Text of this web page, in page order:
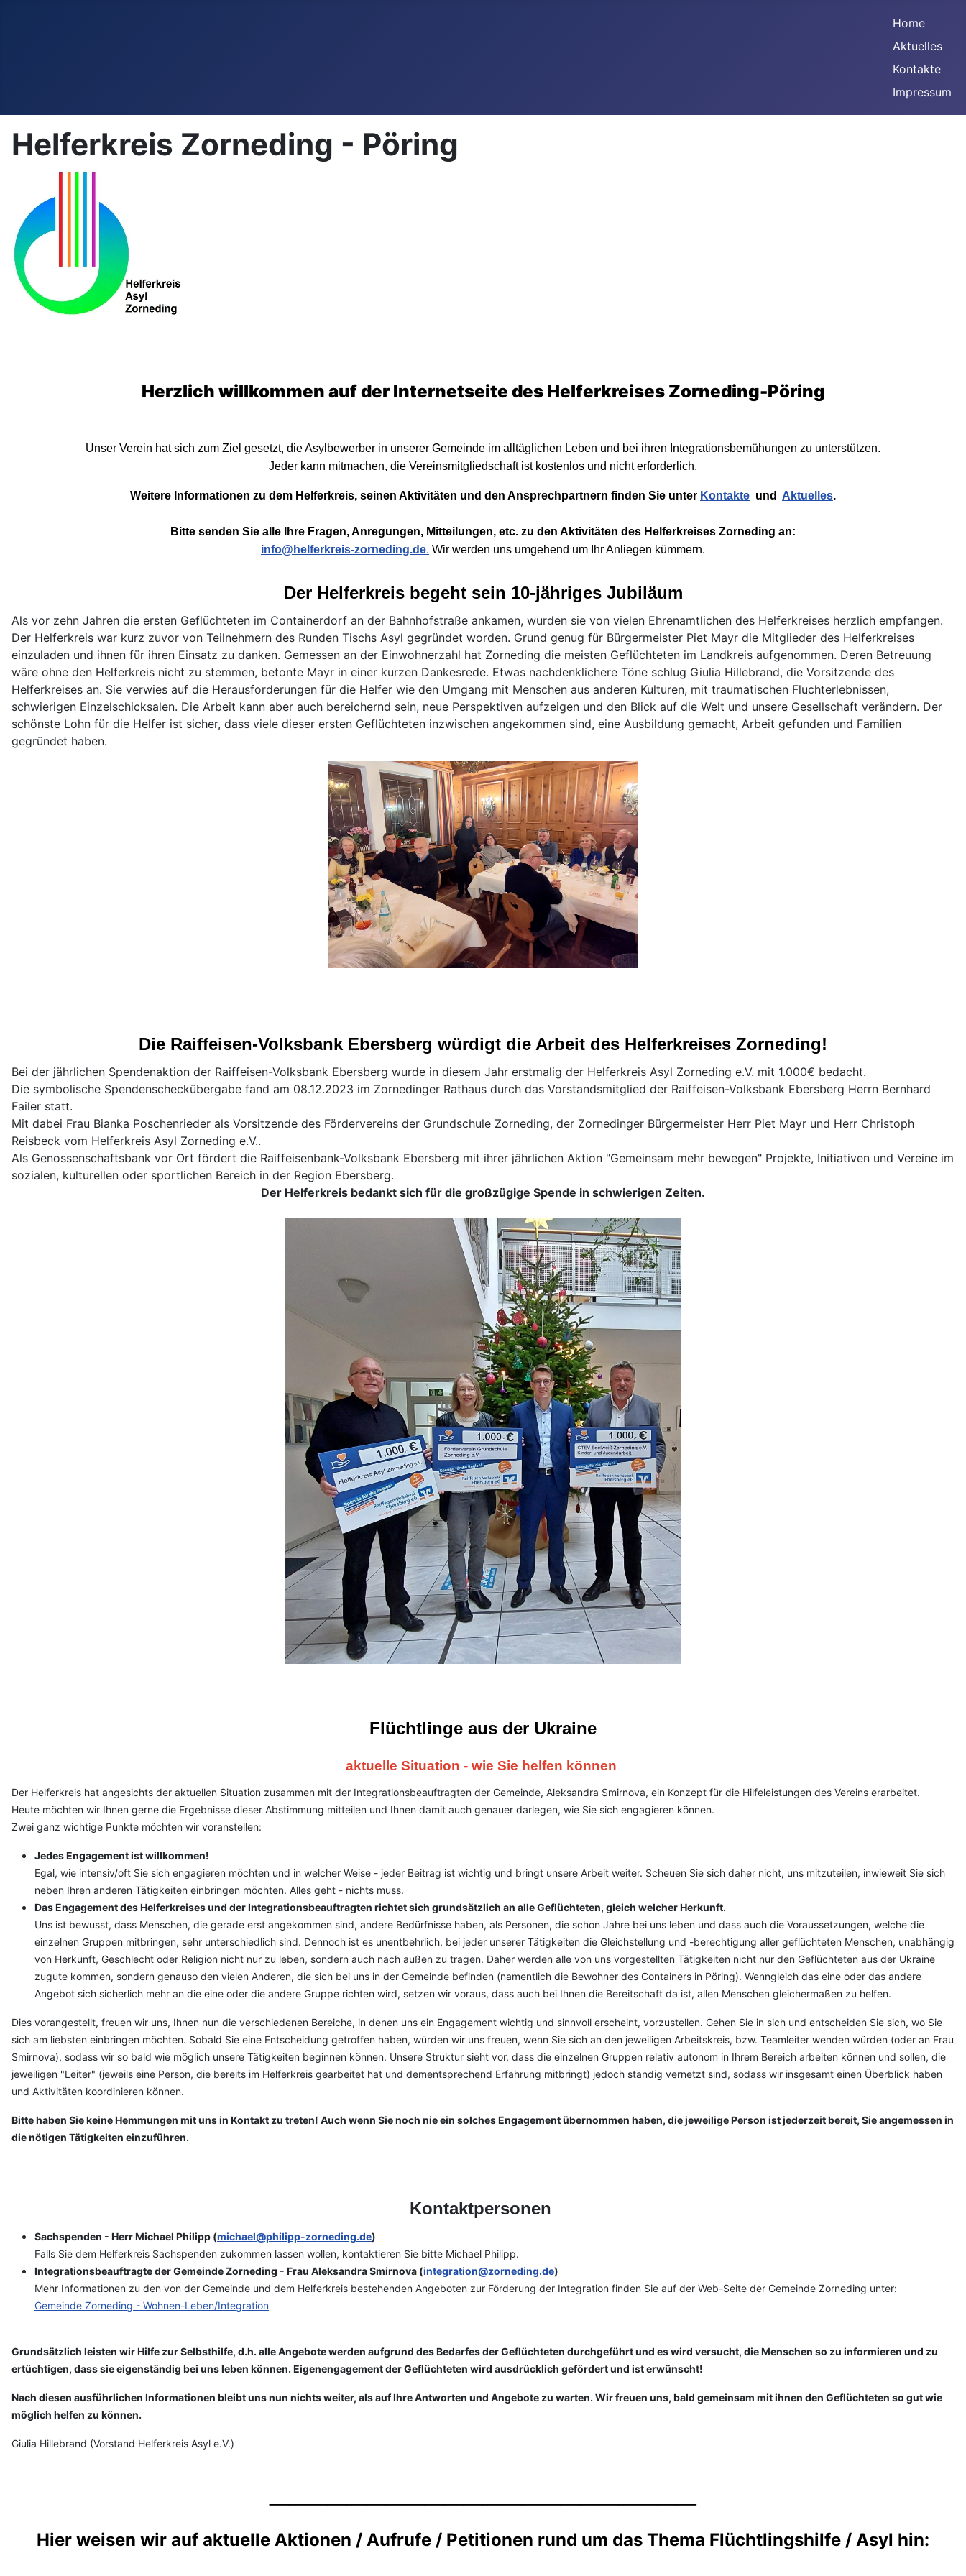
Home
Aktuelles
Kontakte
Impressum
Helferkreis Zorneding - Pöring
Herzlich willkommen auf der Internetseite des Helferkreises Zorneding-Pöring
Unser Verein hat sich zum Ziel gesetzt, die Asylbewerber in unserer Gemeinde im alltäglichen Leben und bei ihren Integrationsbemühungen zu unterstützen.
Jeder kann mitmachen, die Vereinsmitgliedschaft ist kostenlos und nicht erforderlich.
Weitere Informationen zu dem Helferkreis, seinen Aktivitäten und den Ansprechpartnern finden Sie unter Kontakte und Aktuelles.
Bitte senden Sie alle Ihre Fragen, Anregungen, Mitteilungen, etc. zu den Aktivitäten des Helferkreises Zorneding an:
info@helferkreis-zorneding.de. Wir werden uns umgehend um Ihr Anliegen kümmern.
Der Helferkreis begeht sein 10-jähriges Jubiläum
Als vor zehn Jahren die ersten Geflüchteten im Containerdorf an der Bahnhofstraße ankamen, wurden sie von vielen Ehrenamtlichen des Helferkreises herzlich empfangen.
Der Helferkreis war kurz zuvor von Teilnehmern des Runden Tischs Asyl gegründet worden. Grund genug für Bürgermeister Piet Mayr die Mitglieder des Helferkreises
einzuladen und ihnen für ihren Einsatz zu danken. Gemessen an der Einwohnerzahl hat Zorneding die meisten Geflüchteten im Landkreis aufgenommen. Deren Betreuung
wäre ohne den Helferkreis nicht zu stemmen, betonte Mayr in einer kurzen Dankesrede. Etwas nachdenklichere Töne schlug Giulia Hillebrand, die Vorsitzende des
Helferkreises an. Sie verwies auf die Herausforderungen für die Helfer wie den Umgang mit Menschen aus anderen Kulturen, mit traumatischen Fluchterlebnissen,
schwierigen Einzelschicksalen. Die Arbeit kann aber auch bereichernd sein, neue Perspektiven aufzeigen und den Blick auf die Welt und unsere Gesellschaft verändern. Der
schönste Lohn für die Helfer ist sicher, dass viele dieser ersten Geflüchteten inzwischen angekommen sind, eine Ausbildung gemacht, Arbeit gefunden und Familien
gegründet haben.
Die Raiffeisen-Volksbank Ebersberg würdigt die Arbeit des Helferkreises Zorneding!
Bei der jährlichen Spendenaktion der Raiffeisen-Volksbank Ebersberg wurde in diesem Jahr erstmalig der Helferkreis Asyl Zorneding e.V. mit 1.000€ bedacht.
Die symbolische Spendenscheckübergabe fand am 08.12.2023 im Zornedinger Rathaus durch das Vorstandsmitglied der Raiffeisen-Volksbank Ebersberg Herrn Bernhard
Failer statt.
Mit dabei Frau Bianka Poschenrieder als Vorsitzende des Fördervereins der Grundschule Zorneding, der Zornedinger Bürgermeister Herr Piet Mayr und Herr Christoph
Reisbeck vom Helferkreis Asyl Zorneding e.V..
Als Genossenschaftsbank vor Ort fördert die Raiffeisenbank-Volksbank Ebersberg mit ihrer jährlichen Aktion "Gemeinsam mehr bewegen" Projekte, Initiativen und Vereine im
sozialen, kulturellen oder sportlichen Bereich in der Region Ebersberg.
Der Helferkreis bedankt sich für die großzügige Spende in schwierigen Zeiten.
Flüchtlinge aus der Ukraine
aktuelle Situation - wie Sie helfen können
Der Helferkreis hat angesichts der aktuellen Situation zusammen mit der Integrationsbeauftragten der Gemeinde, Aleksandra Smirnova, ein Konzept für die Hilfeleistungen des Vereins erarbeitet.
Heute möchten wir Ihnen gerne die Ergebnisse dieser Abstimmung mitteilen und Ihnen damit auch genauer darlegen, wie Sie sich engagieren können.
Zwei ganz wichtige Punkte möchten wir voranstellen:
Jedes Engagement ist willkommen!
Egal, wie intensiv/oft Sie sich engagieren möchten und in welcher Weise - jeder Beitrag ist wichtig und bringt unsere Arbeit weiter. Scheuen Sie sich daher nicht, uns mitzuteilen, inwieweit Sie sich
neben Ihren anderen Tätigkeiten einbringen möchten. Alles geht - nichts muss.
Das Engagement des Helferkreises und der Integrationsbeauftragten richtet sich grundsätzlich an alle Geflüchteten, gleich welcher Herkunft.
Uns ist bewusst, dass Menschen, die gerade erst angekommen sind, andere Bedürfnisse haben, als Personen, die schon Jahre bei uns leben und dass auch die Voraussetzungen, welche die
einzelnen Gruppen mitbringen, sehr unterschiedlich sind. Dennoch ist es unentbehrlich, bei jeder unserer Tätigkeiten die Gleichstellung und -berechtigung aller geflüchteten Menschen, unabhängig
von Herkunft, Geschlecht oder Religion nicht nur zu leben, sondern auch nach außen zu tragen. Daher werden alle von uns vorgestellten Tätigkeiten nicht nur den Geflüchteten aus der Ukraine
zugute kommen, sondern genauso den vielen Anderen, die sich bei uns in der Gemeinde befinden (namentlich die Bewohner des Containers in Pöring). Wenngleich das eine oder das andere
Angebot sich sicherlich mehr an die eine oder die andere Gruppe richten wird, setzen wir voraus, dass auch bei Ihnen die Bereitschaft da ist, allen Menschen gleichermaßen zu helfen.
Dies vorangestellt, freuen wir uns, Ihnen nun die verschiedenen Bereiche, in denen uns ein Engagement wichtig und sinnvoll erscheint, vorzustellen. Gehen Sie in sich und entscheiden Sie sich, wo Sie
sich am liebsten einbringen möchten. Sobald Sie eine Entscheidung getroffen haben, würden wir uns freuen, wenn Sie sich an den jeweiligen Arbeitskreis, bzw. Teamleiter wenden würden (oder an Frau
Smirnova), sodass wir so bald wie möglich unsere Tätigkeiten beginnen können. Unsere Struktur sieht vor, dass die einzelnen Gruppen relativ autonom in Ihrem Bereich arbeiten können und sollen, die
jeweiligen "Leiter" (jeweils eine Person, die bereits im Helferkreis gearbeitet hat und dementsprechend Erfahrung mitbringt) jedoch ständig vernetzt sind, sodass wir insgesamt einen Überblick haben
und Aktivitäten koordinieren können.
Bitte haben Sie keine Hemmungen mit uns in Kontakt zu treten! Auch wenn Sie noch nie ein solches Engagement übernommen haben, die jeweilige Person ist jederzeit bereit, Sie angemessen in
die nötigen Tätigkeiten einzuführen.
Kontaktpersonen
Sachspenden - Herr Michael Philipp (michael@philipp-zorneding.de)
Falls Sie dem Helferkreis Sachspenden zukommen lassen wollen, kontaktieren Sie bitte Michael Philipp.
Integrationsbeauftragte der Gemeinde Zorneding - Frau Aleksandra Smirnova (integration@zorneding.de)
Mehr Informationen zu den von der Gemeinde und dem Helferkreis bestehenden Angeboten zur Förderung der Integration finden Sie auf der Web-Seite der Gemeinde Zorneding unter:
Gemeinde Zorneding - Wohnen-Leben/Integration
Grundsätzlich leisten wir Hilfe zur Selbsthilfe, d.h. alle Angebote werden aufgrund des Bedarfes der Geflüchteten durchgeführt und es wird versucht, die Menschen so zu informieren und zu
ertüchtigen, dass sie eigenständig bei uns leben können. Eigenengagement der Geflüchteten wird ausdrücklich gefördert und ist erwünscht!
Nach diesen ausführlichen Informationen bleibt uns nun nichts weiter, als auf Ihre Antworten und Angebote zu warten. Wir freuen uns, bald gemeinsam mit ihnen den Geflüchteten so gut wie
möglich helfen zu können.
Giulia Hillebrand (Vorstand Helferkreis Asyl e.V.)
Hier weisen wir auf aktuelle Aktionen / Aufrufe / Petitionen rund um das Thema Flüchtlingshilfe / Asyl hin: